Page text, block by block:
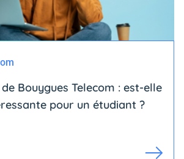
Bouygues Telecom : est-elle
pour un étudiant ?